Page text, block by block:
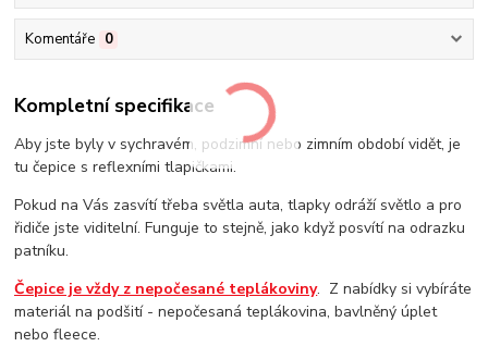
Komentáře 0
Kompletní specifikace
Aby jste byly v sychravém, podzimní nebo zimním období vidět, je
tu čepice s reflexními tlapičkami.
Pokud na Vás zasvítí třeba světla auta, tlapky odráží světlo a pro
řidiče jste viditelní. Funguje to stejně, jako když posvítí na odrazku
patníku.
Čepice je vždy z nepočesané teplákoviny. Z nabídky si vybíráte
materiál na podšití - nepočesaná teplákovina, bavlněný úplet
nebo fleece.